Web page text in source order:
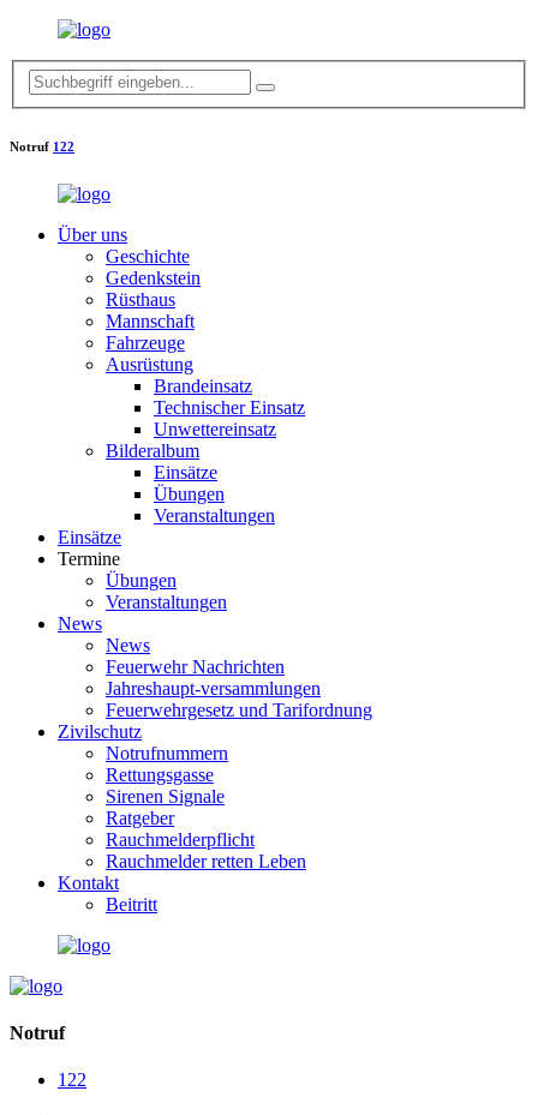
Notruf 122
Über uns
Geschichte
Gedenkstein
Rüsthaus
Mannschaft
Fahrzeuge
Ausrüstung
Brandeinsatz
Technischer Einsatz
Unwettereinsatz
Bilderalbum
Einsätze
Übungen
Veranstaltungen
Einsätze
Termine
Übungen
Veranstaltungen
News
News
Feuerwehr Nachrichten
Jahreshaupt-versammlungen
Feuerwehrgesetz und Tarifordnung
Zivilschutz
Notrufnummern
Rettungsgasse
Sirenen Signale
Ratgeber
Rauchmelderpflicht
Rauchmelder retten Leben
Kontakt
Beitritt
Notruf
122